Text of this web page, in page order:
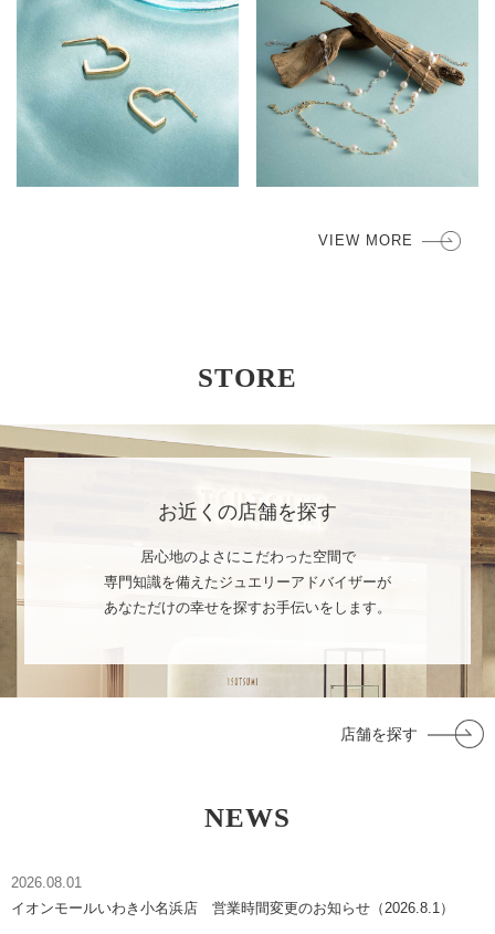
STORE
お近くの店舗を探す
居心地のよさにこだわった空間で
専門知識を備えたジュエリーアドバイザーが
あなただけの幸せを探すお手伝いをします。
店舗を探す
NEWS
2026.08.01
イオンモールいわき小名浜店 営業時間変更のお知らせ（2026.8.1）